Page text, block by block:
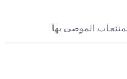
الموصى بها